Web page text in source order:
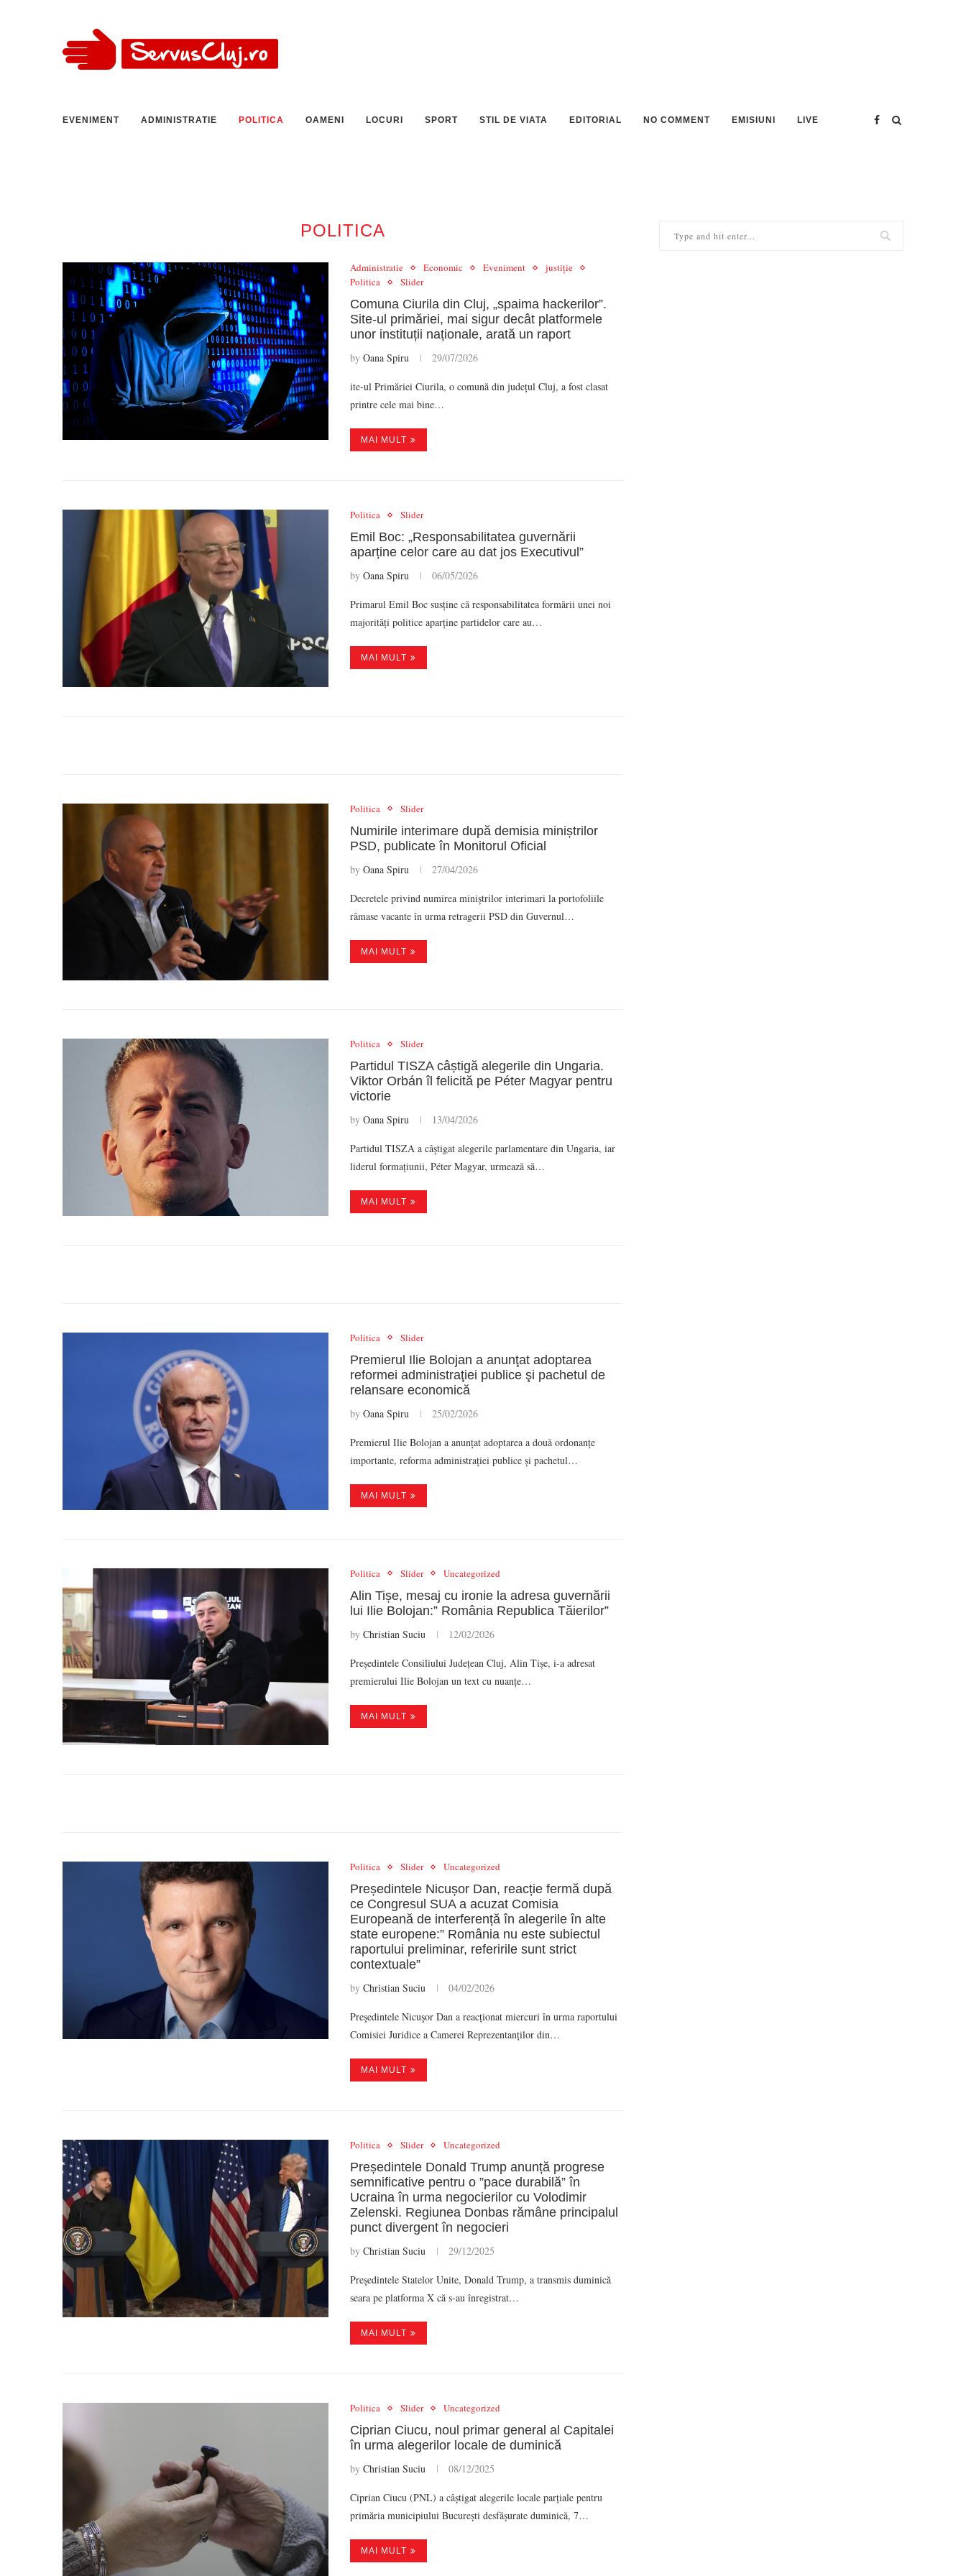
EVENIMENT ADMINISTRATIE POLITICA OAMENI LOCURI SPORT STIL DE VIATA EDITORIAL NO COMMENT EMISIUNI LIVE
POLITICA
Administratie Economic Eveniment
justiție
Politica
Slider
Comuna Ciurila din Cluj, „spaima hackerilor”.
Site-ul primăriei, mai sigur decât platformele
unor instituții naționale, arată un raport
by Oana Spiru 29/07/2026
ite-ul Primăriei Ciurila, o comună din județul Cluj, a fost clasat
printre cele mai bine…
MAI MULT
Politica Slider
Emil Boc: „Responsabilitatea guvernării
aparține celor care au dat jos Executivul”
by Oana Spiru 06/05/2026
Primarul Emil Boc susține că responsabilitatea formării unei noi
majorități politice aparține partidelor care au…
MAI MULT
Politica Slider
Numirile interimare după demisia miniștrilor
PSD, publicate în Monitorul Oficial
by Oana Spiru 27/04/2026
Decretele privind numirea miniștrilor interimari la portofoliile
rămase vacante în urma retragerii PSD din Guvernul…
MAI MULT
Politica Slider
Partidul TISZA câștigă alegerile din Ungaria.
Viktor Orbán îl felicită pe Péter Magyar pentru
victorie
by Oana Spiru 13/04/2026
Partidul TISZA a câștigat alegerile parlamentare din Ungaria, iar
liderul formațiunii, Péter Magyar, urmează să…
MAI MULT
Politica Slider
Premierul Ilie Bolojan a anunţat adoptarea
reformei administraţiei publice şi pachetul de
relansare economică
by Oana Spiru 25/02/2026
Premierul Ilie Bolojan a anunțat adoptarea a două ordonanțe
importante, reforma administrației publice și pachetul…
MAI MULT
Politica Slider Uncategorized
Alin Tișe, mesaj cu ironie la adresa guvernării
lui Ilie Bolojan:” România Republica Tăierilor”
by Christian Suciu 12/02/2026
Președintele Consiliului Județean Cluj, Alin Tișe, i-a adresat
premierului Ilie Bolojan un text cu nuanțe…
MAI MULT
Politica Slider Uncategorized
Președintele Nicușor Dan, reacție fermă după
ce Congresul SUA a acuzat Comisia
Europeană de interferență în alegerile în alte
state europene:” România nu este subiectul
raportului preliminar, referirile sunt strict
contextuale”
by Christian Suciu 04/02/2026
Preşedintele Nicuşor Dan a reacționat miercuri în urma raportului
Comisiei Juridice a Camerei Reprezentanților din…
MAI MULT
Politica Slider Uncategorized
Președintele Donald Trump anunță progrese
semnificative pentru o ”pace durabilă” în
Ucraina în urma negocierilor cu Volodimir
Zelenski. Regiunea Donbas rămâne principalul
punct divergent în negocieri
by Christian Suciu 29/12/2025
Preşedintele Statelor Unite, Donald Trump, a transmis duminică
seara pe platforma X că s-au înregistrat…
MAI MULT
Politica Slider Uncategorized
Ciprian Ciucu, noul primar general al Capitalei
în urma alegerilor locale de duminică
by Christian Suciu 08/12/2025
Ciprian Ciucu (PNL) a câștigat alegerile locale parțiale pentru
primăria municipiului București desfășurate duminică, 7…
MAI MULT